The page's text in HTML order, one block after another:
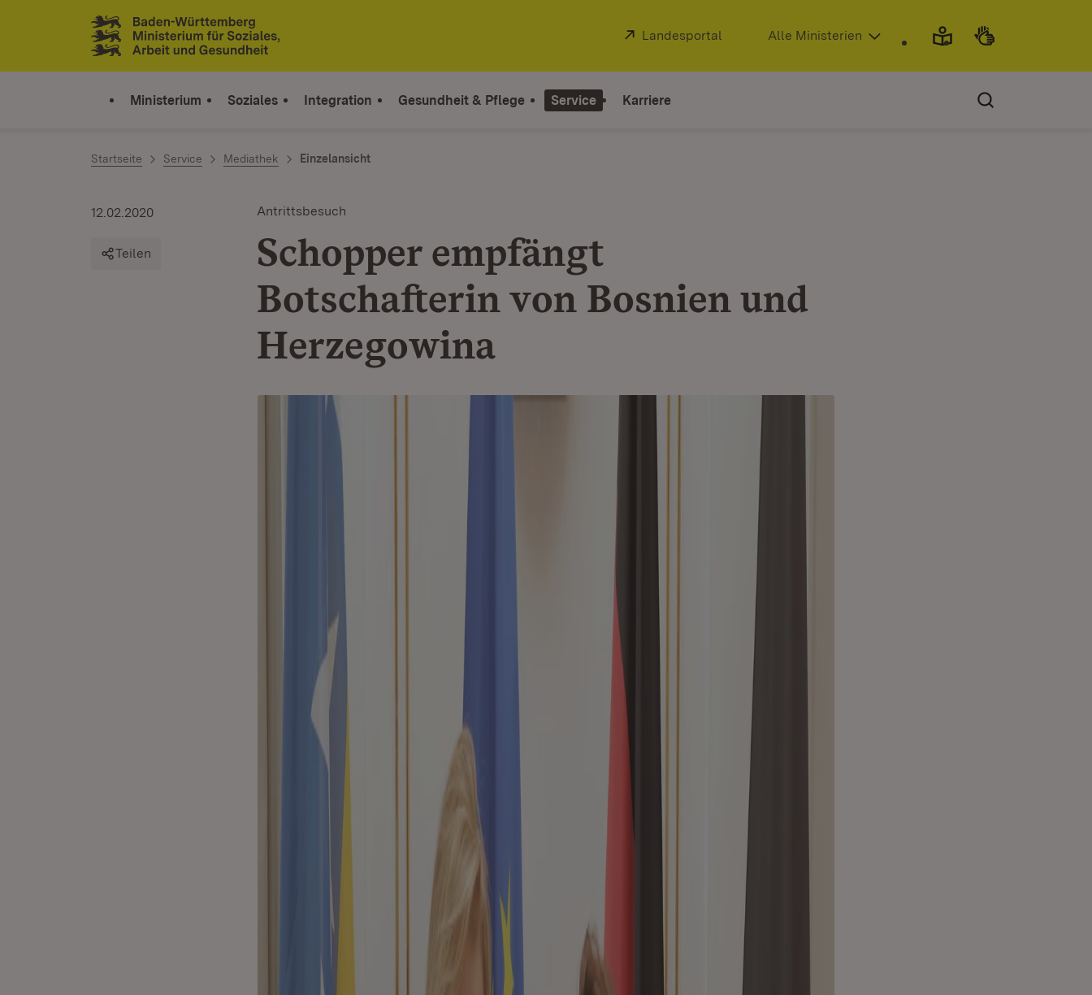
Zum Inhalt springen
Link zur Startseite
Extern:
Landesportal (Öffnet in neuem Fenster)
Alle Ministerien
Ministerium Soziales Integration Gesundheit & Pflege Service Karriere
Startseite Service Mediathek Einzelansicht
Antrittsbesuch
Schopper empfängt
Botschafterin von Bosnien und
Herzegowina
12.02.2020
Teilen